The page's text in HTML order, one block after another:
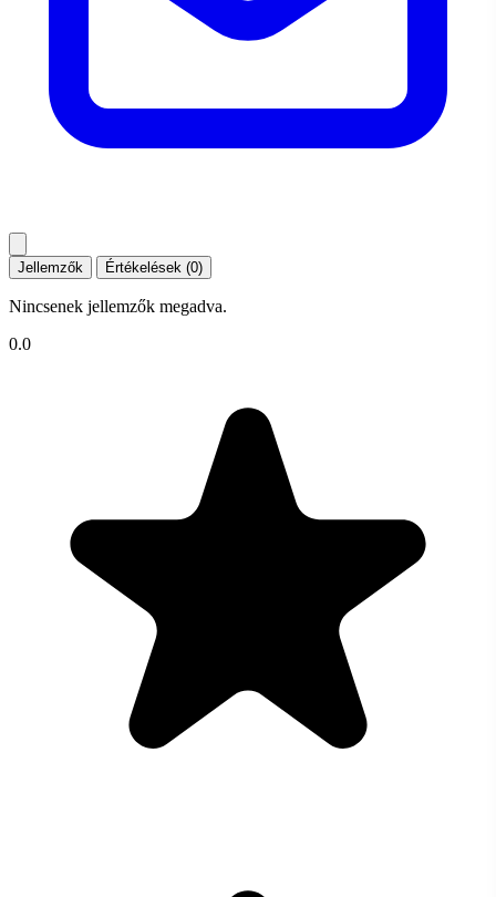
Jellemzők Értékelések (0)
Nincsenek jellemzők megadva.
0.0